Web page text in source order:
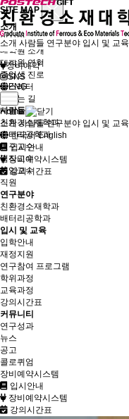
SITE MAP
소개
인사말
대학원 소개
대학원 연혁
졸업생 진로
뉴스레터
오시는 길
사람들
친환경소재학과
배터리공학과
연구교수
겸직교수
퇴임교수
직원
연구분야
친환경소재학과
배터리공학과
입시 및 교육
입학안내
재정지원
연구참여 프로그램
학위과정
교육과정
강의시간표
커뮤니티
연구성과
뉴스
공고
콜로퀴엄
장비예약시스템
입시안내
장비예약시스템
강의시간표
소개 사람들 연구분야 입시 및 교육
장비예약
SNS
ENG
Home
소개 사람들 연구분야 입시 및 교육
한국어 English
입시안내
장비예약시스템
강의시간표